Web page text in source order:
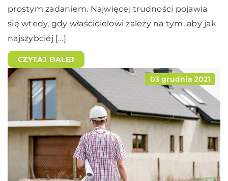
prostym zadaniem. Najwięcej trudności pojawia
się wtedy, gdy właścicielowi zależy na tym, aby jak
najszybciej […]
CZYTAJ DALEJ
03 grudnia 2021